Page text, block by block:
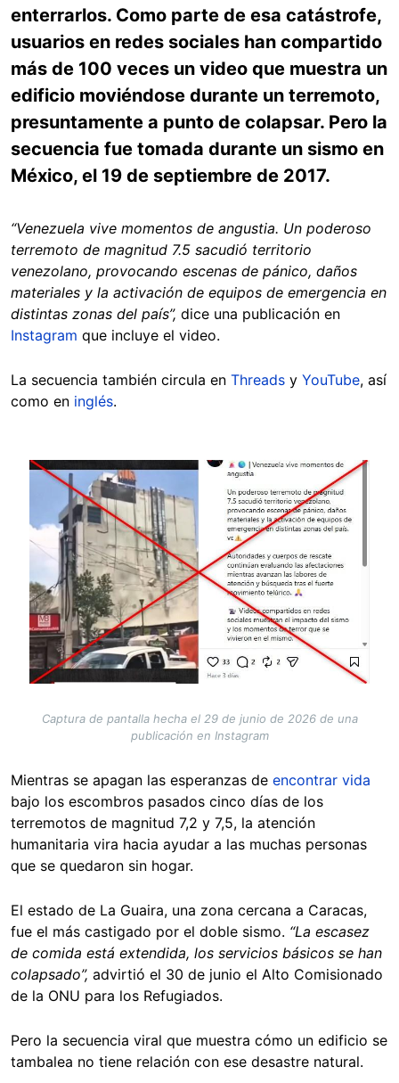
enterrarlos. Como parte de esa catástrofe,
usuarios en redes sociales han compartido
más de 100 veces un video que muestra un
edificio moviéndose durante un terremoto,
presuntamente a punto de colapsar. Pero la
secuencia fue tomada durante un sismo en
México, el 19 de septiembre de 2017.
“Venezuela vive momentos de angustia. Un poderoso
terremoto de magnitud 7.5 sacudió territorio
venezolano, provocando escenas de pánico, daños
materiales y la activación de equipos de emergencia en
distintas zonas del país”, dice una publicación en
Instagram que incluye el video.
La secuencia también circula en Threads y YouTube, así
como en inglés.
Image
Captura de pantalla hecha el 29 de junio de 2026 de una
publicación en Instagram
Mientras se apagan las esperanzas de encontrar vida
bajo los escombros pasados cinco días de los
terremotos de magnitud 7,2 y 7,5, la atención
humanitaria vira hacia ayudar a las muchas personas
que se quedaron sin hogar.
El estado de La Guaira, una zona cercana a Caracas,
fue el más castigado por el doble sismo. “La escasez
de comida está extendida, los servicios básicos se han
colapsado”, advirtió el 30 de junio el Alto Comisionado
de la ONU para los Refugiados.
Pero la secuencia viral que muestra cómo un edificio se
tambalea no tiene relación con ese desastre natural.